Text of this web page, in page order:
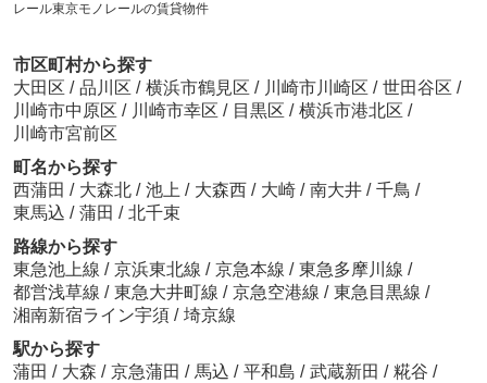
レール東京モノレールの賃貸物件
市区町村から探す
大田区 / 品川区 / 横浜市鶴見区 / 川崎市川崎区 / 世田谷区 /
川崎市中原区 / 川崎市幸区 / 目黒区 / 横浜市港北区 /
川崎市宮前区
町名から探す
西蒲田 / 大森北 / 池上 / 大森西 / 大崎 / 南大井 / 千鳥 /
東馬込 / 蒲田 / 北千束
路線から探す
東急池上線 / 京浜東北線 / 京急本線 / 東急多摩川線 /
都営浅草線 / 東急大井町線 / 京急空港線 / 東急目黒線 /
湘南新宿ライン宇須 / 埼京線
駅から探す
蒲田 / 大森 / 京急蒲田 / 馬込 / 平和島 / 武蔵新田 / 糀谷 /